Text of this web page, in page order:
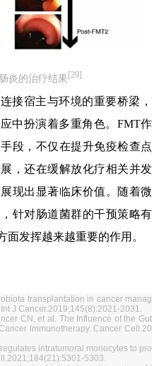
炎的治疗结果 [29]
接宿主与环境的重要桥梁，
中扮演着多重角色。FMT作
段，不仅在提升免疫检查点
，还在缓解放化疗相关并发
现出显著临床价值。随着微
针对肠道菌群的干预策略有
发挥越来越重要的作用。
transplantation in cancer manag
J Cancer.2019;145(8):2021-2031.
CN, et al. The Influence of the Gut
lmmunotherapy. Cancer Cell.20
intratumoral monocytes to pro
5303.